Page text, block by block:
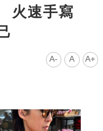
火速手寫
A- A A+